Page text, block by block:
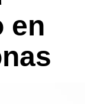
en